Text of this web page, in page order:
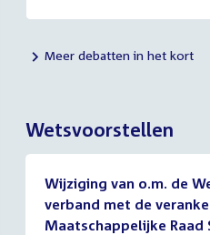
Meer debatten in het kort
Wetsvoorstellen
Wijziging van o.m. de
verband met de
Maatschappelijke Raad